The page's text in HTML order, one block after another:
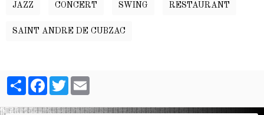
JAZZ CONCERT SWING RESTAURANT
SAINT ANDRE DE CUBZAC
PartagerFacebookTwitter